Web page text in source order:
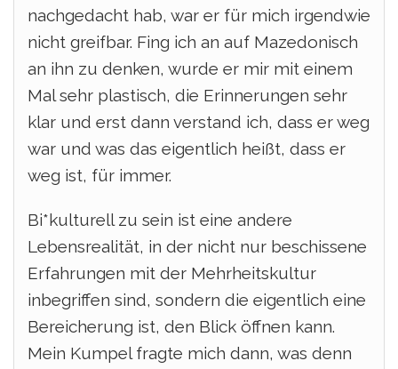
nachgedacht hab, war er für mich irgendwie
nicht greifbar. Fing ich an auf Mazedonisch
an ihn zu denken, wurde er mir mit einem
Mal sehr plastisch, die Erinnerungen sehr
klar und erst dann verstand ich, dass er weg
war und was das eigentlich heißt, dass er
weg ist, für immer.
Bi*kulturell zu sein ist eine andere
Lebensrealität, in der nicht nur beschissene
Erfahrungen mit der Mehrheitskultur
inbegriffen sind, sondern die eigentlich eine
Bereicherung ist, den Blick öffnen kann.
Mein Kumpel fragte mich dann, was denn